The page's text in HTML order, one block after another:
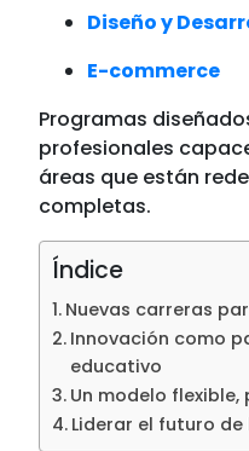
Diseño y
E-commerce
Programas
profesionales
áreas que están
completas.
Índice
Nuevas carreras
Innovación como
educativo
Un modelo
Liderar el futuro